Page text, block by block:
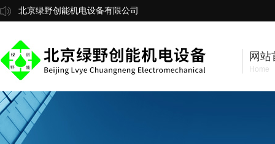
北京绿野创能机电设备有限公司
网站
Home